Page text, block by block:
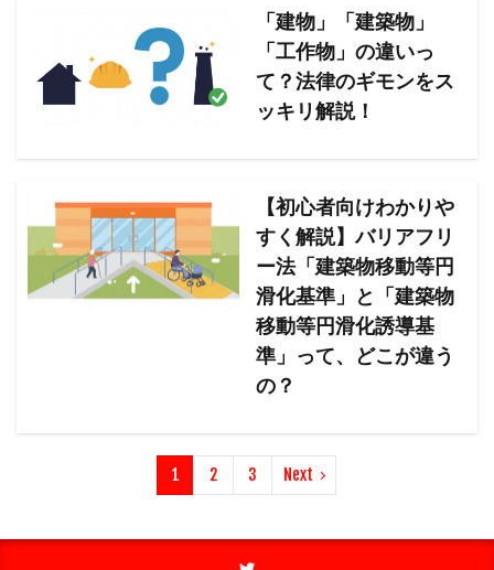
「建物」「建築物」
「工作物」の違いっ
て？法律のギモンをス
ッキリ解説！
【初心者向けわかりや
すく解説】バリアフリ
ー法「建築物移動等円
滑化基準」と「建築物
移動等円滑化誘導基
準」って、どこが違う
の？
1 2 3 Next